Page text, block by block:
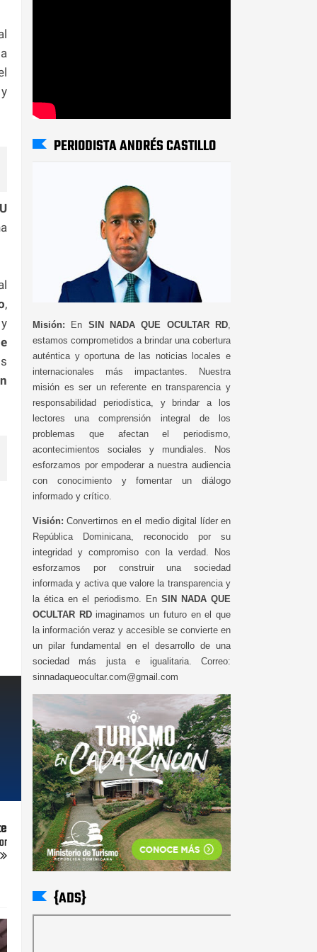
,
PERIODISTA ANDRÉS CASTILLO
Misión: En SIN NADA QUE OCULTAR RD
estamos comprometidos a brindar una cobertura
auténtica y oportuna de las noticias locales e
internacionales más impactantes. Nuestra
misión es ser un referente en transparencia y
responsabilidad periodística, y brindar a los
lectores una comprensión integral de los
problemas que afectan el periodismo,
acontecimientos sociales y mundiales. Nos
esforzamos por empoderar a nuestra audiencia
con conocimiento y fomentar un diálogo
informado y crítico.
Visión: Convertirnos en el medio digital líder en
República Dominicana, reconocido por su
integridad y compromiso con la verdad. Nos
esforzamos por construir una sociedad
informada y activa que valore la transparencia y
la ética en el periodismo. En SIN NADA QUE
OCULTAR RDimaginamos un futuro en el que
la información veraz y accesible se convierte en
un pilar fundamental en el desarrollo de una
sociedad más justa e igualitaria. Correo:
sinnadaqueocultar.com@gmail.com
{ADS}